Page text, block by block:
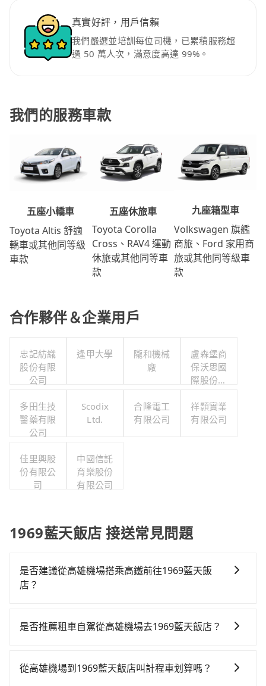
真實好評，用戶信賴
我們嚴選並培訓每位司機，已累積服務超
過 50 萬人次，滿意度高達 99%。
我們的服務車款
五座小轎車
Toyota Altis 舒適
轎車或其他同等級
車款
五座休旅車
Toyota Corolla
Cross、RAV4 運動
休旅或其他同等車
款
九座箱型車
Volkswagen 旗艦
商旅、Ford 家用商
旅或其他同等級車
款
合作夥伴＆企業用戶
忠記紡織
股份有限
公司
逢甲大學
隴和機械
廠
盧森堡商
保沃思國
際股份有
多田生技
醫藥有限
公司
Scodix
Ltd.
合隆電工
有限公司
祥顥實業
有限公司
佳里興股
份有限公
司
中國信託
育樂股份
有限公司
1969藍天飯店 接送常見問題
是否建議從高雄機場搭乘高鐵前往1969藍天飯
店？
適、省時、較貴！從最早05:50一直到22:55，左營-台中
500元、車程約29分鐘。抵達高鐵站後，步行進站、現
是否推薦租車自駕從高雄機場去1969藍天飯店？
時不需要閉目養神（因為要自己開車），最重要的是你
從高雄機場到1969藍天飯店叫計程車划算嗎？